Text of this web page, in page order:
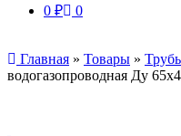
0 ₽ 0
Главная » Товары »
водогазопроводная Ду